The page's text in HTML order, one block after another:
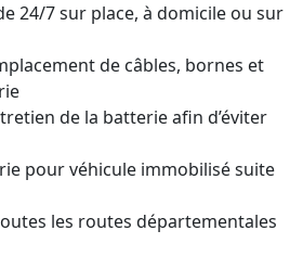
24/7 sur place, à domicile ou sur
de câbles, bornes et
de la batterie afin d’éviter
pour véhicule immobilisé suite
les routes départementales